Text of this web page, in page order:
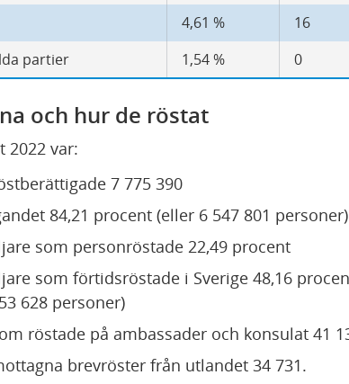
4,61 %
16
partier
1,54 % 0
och hur de röstat
2022 var:
7 775 390
84,21 procent (eller 6 547 801 personer)
som personröstade 22,49 procent
som förtidsröstade i Sverige 48,16
628 personer)
röstade på ambassader och konsulat 41
brevröster från utlandet 34 731.